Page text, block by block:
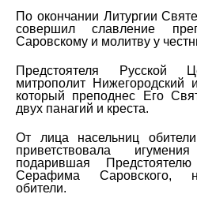
По окончании Литургии
совершил славление
Саровскому и молитву у
Предстоятеля Русской
митрополит Нижегородский
который преподнес Его
двух панагий и креста.
От лица насельниц
приветствовала
подарившая
Серафима Саровского,
обители.